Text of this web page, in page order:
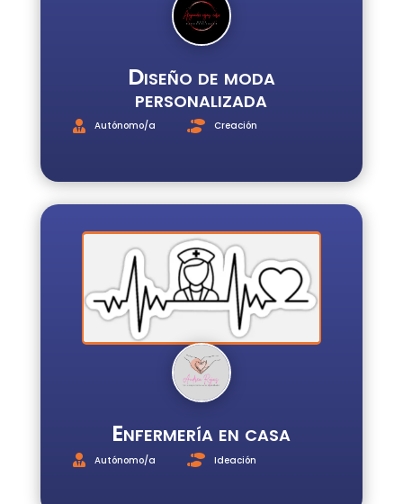
Diseño de moda
personalizada
Autónomo/a Creación
Enfermería en casa
Autónomo/a Ideación